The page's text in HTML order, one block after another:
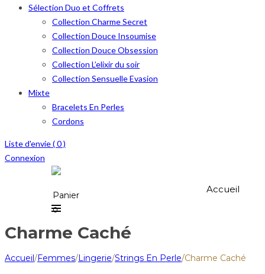
Sélection Duo et Coffrets
Collection Charme Secret
Collection Douce Insoumise
Collection Douce Obsession
Collection L’elixir du soir
Collection Sensuelle Evasion
Mixte
Bracelets En Perles
Cordons
Liste d'envie (0)
Connexion
Accueil
Panier
0
Charme Caché
Accueil/Femmes/Lingerie/Strings En Perle/Charme Caché